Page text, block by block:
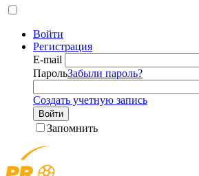
Войти
Регистрация
E-mail
ПарольЗабыли пароль?
Создать учетную запись
Войти
Запомнить